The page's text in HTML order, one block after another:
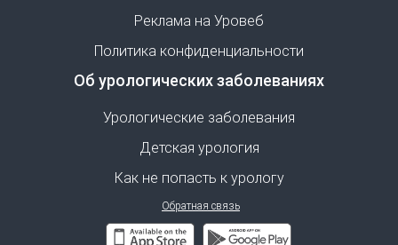
Реклама на Уровеб
Политика конфиденциальности
Об урологических заболеваниях
Урологические заболевания
Детская урология
Как не попасть к урологу
Обратная связь